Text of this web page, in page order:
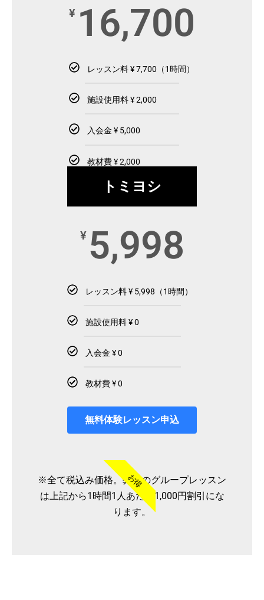
¥ 16,700
レッスン料 ¥ 7,700（1時間）
施設使用料 ¥ 2,000
入会金 ¥ 5,000
教材費 ¥ 2,000
トミヨシ
¥ 5,998
レッスン料 ¥ 5,998（1時間）
施設使用料 ¥ 0
入会金 ¥ 0
教材費 ¥ 0
無料体験レッスン申込
お得
※全て税込み価格。弊社のグループレッスン
は上記から1時間1人あたり1,000円割引にな
ります。